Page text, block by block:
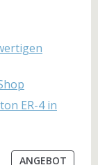
ER-4 in
ANGEBOT